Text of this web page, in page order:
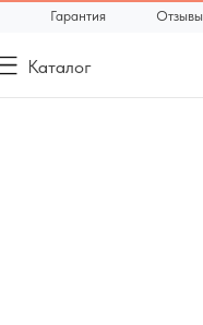
Отзывы
Гарантия
Каталог